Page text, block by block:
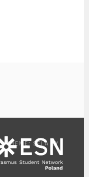
|THEME: SELA BY